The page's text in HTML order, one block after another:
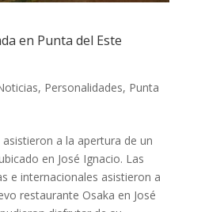
en Punta del Este
, Personalidades, Punta
a la apertura de un
en José Ignacio. Las
e internacionales asistieron a
restaurante Osaka en José